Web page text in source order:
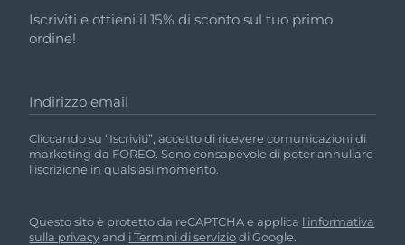
Iscriviti e ottieni il 15% di sconto sul tuo primo
ordine!
Indirizzo email
Cliccando su “Iscriviti”, accetto di ricevere comunicazioni di
marketing da FOREO. Sono consapevole di poter annullare
l’iscrizione in qualsiasi momento.
Questo sito è protetto da reCAPTCHA e applica l'informativa
sulla privacyand i Termini di serviziodi Google.